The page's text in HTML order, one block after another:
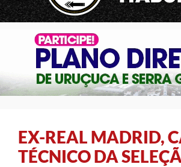
EX-REAL MADRID,
TÉCNICO DA